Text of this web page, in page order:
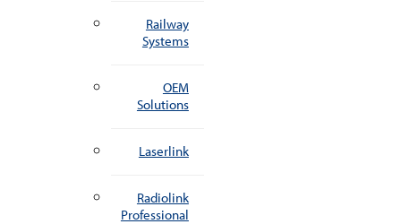
Railway
Systems
OEM
Solutions
Laserlink
Radiolink
Professional